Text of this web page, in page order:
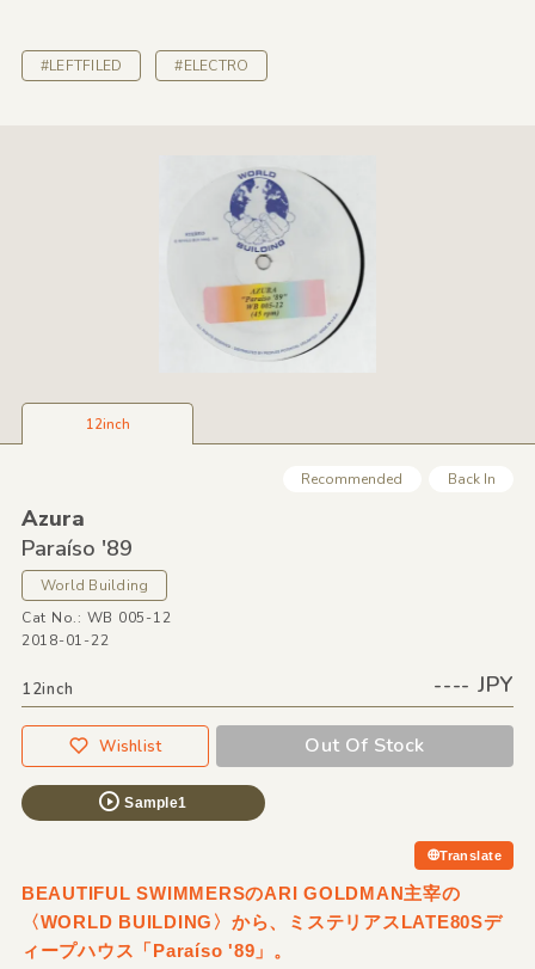
#LEFTFILED #ELECTRO
12inch
Recommended Back In
Azura
Paraíso '89
World Building
Cat No.: WB 005-12
2018-01-22
12inch ---- JPY
Wishlist Out Of Stock
Sample1
Translate
BEAUTIFUL SWIMMERSのARI GOLDMAN主宰の
〈WORLD BUILDING〉から、ミステリアスLATE80Sデ
ィープハウス「Paraíso '89」。